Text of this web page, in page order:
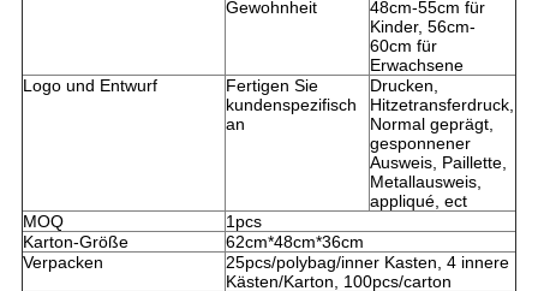
Gewohnheit
48cm-55cm für
Kinder, 56cm-
60cm für
Erwachsene
Logo und Entwurf
Fertigen Sie
kundenspezifisch
an
Drucken,
Hitzetransferdruck,
Normal geprägt,
gesponnener
Ausweis, Paillette,
Metallausweis,
appliqué, ect
MOQ
1pcs
Karton-Größe
62cm*48cm*36cm
Verpacken
25pcs/polybag/inner Kasten, 4 innere
Kästen/Karton, 100pcs/carton